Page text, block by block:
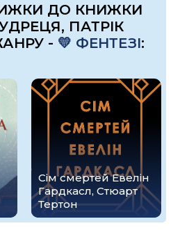
ДО КНИЖКИ
ПАТРІК
- 💛 ФЕНТЕЗІ:
Сім смертей Евелін
Гардкасл, Стюарт
Тертон